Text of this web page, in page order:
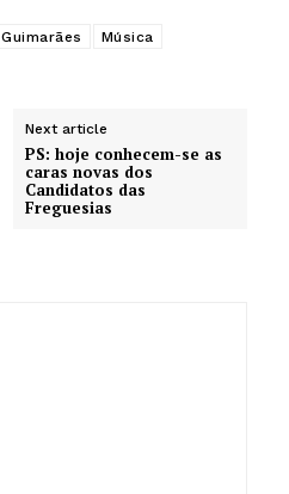
Guimarães
Música
Next article
PS: hoje conhecem-se as
caras novas dos
Candidatos das
Freguesias